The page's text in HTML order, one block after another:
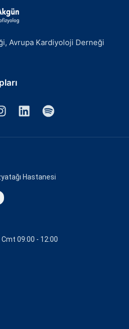
Avrupa Kardiyoloji Derneği
Hastanesi
09:00 - 12:00